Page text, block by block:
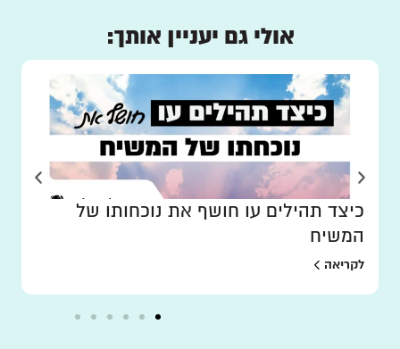
אולי גם יעניין אותך:
כיצד תהילים עו חושף את נוכחותו של
המשיח
לקריאה